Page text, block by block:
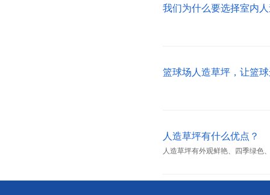
我们为什么要选择室内
篮球场人造草坪，让篮
人造草坪有什么优点？
人造草坪有外观鲜艳、四季绿色